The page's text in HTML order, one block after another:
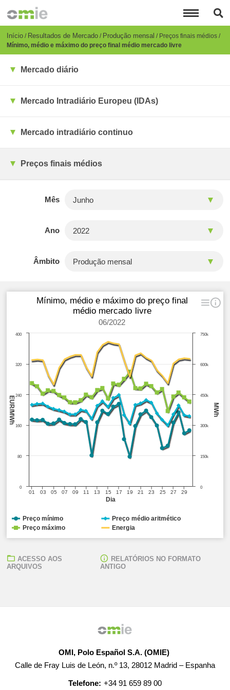
para
conteúdo
principal
Breadcrumb
Início Resultados de Mercado Produção mensal
Preços finais médios
Mínimo, médio e máximo do preço final médio mercado livre
Mercado diário
Mercado Intradiário Europeu (IDAs)
Mercado intradiário continuo
Preços finais médios
Mês
Ano
Âmbito
Dia
MWh
EUR/MWh
Mínimo, médio e máximo do preço final
médio mercado livre
06/2022
01 07 13 19 25
03 05 09 11 15 17 21 23 27 29
0
150k
300k
450k
600k
750k
0
80
160
240
320
400
Preço mínimo
Preço médio aritmético
Preço máximo
Energia
ACESSO AOS
ARQUIVOS
RELATÓRIOS NO FORMATO
ANTIGO
OMI, Polo Español S.A. (OMIE)
Calle de Fray Luis de León, n.º 13, 28012 Madrid – Espanha
Telefone: +34 91 659 89 00